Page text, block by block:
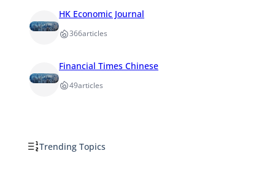
HK Economic Journal
366articles
Financial Times Chinese
49articles
Trending Topics